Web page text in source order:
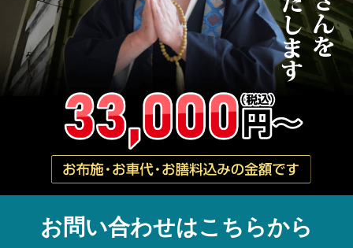
お問い合わせはこちらから